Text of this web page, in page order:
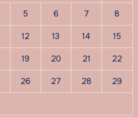
5 6 7 8
12 13 14 15
19 20 21 22
26 27 28 29